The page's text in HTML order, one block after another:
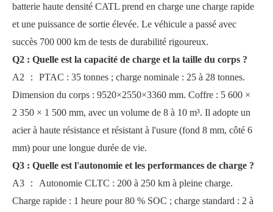
batterie haute densité CATL prend en charge une charge rapide
et une puissance de sortie élevée. Le véhicule a passé avec
succès 700 000 km de tests de durabilité rigoureux.
Q2 : Quelle est la capacité de charge et la taille du corps ?
A2
： PTAC : 35 tonnes ; charge nominale : 25 à 28 tonnes.
Dimension du corps : 9520×2550×3360 mm. Coffre : 5 600 ×
2 350 × 1 500 mm, avec un volume de 8 à 10 m³. Il adopte un
acier à haute résistance et résistant à l'usure (fond 8 mm, côté 6
mm) pour une longue durée de vie.
Q3 : Quelle est l'autonomie et les performances de charge ?
A3
： Autonomie CLTC : 200 à 250 km à pleine charge.
Charge rapide : 1 heure pour 80 % SOC ; charge standard : 2 à